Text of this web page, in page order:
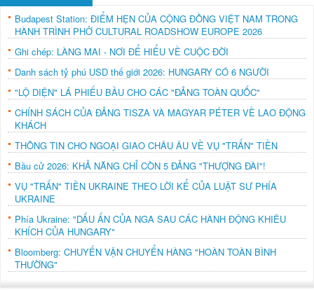
Budapest Station: ĐIỂM HẸN CỦA CỘNG ĐỒNG VIỆT NAM TRONG
HÀNH TRÌNH PHỞ CULTURAL ROADSHOW EUROPE 2026
Ghi chép: LÀNG MAI - NƠI ĐỂ HIỂU VỀ CUỘC ĐỜI
Danh sách tỷ phú USD thế giới 2026: HUNGARY CÓ 6 NGƯỜI
"LỘ DIỆN" LÁ PHIẾU BẦU CHO CÁC "ĐẢNG TOÀN QUỐC"
CHÍNH SÁCH CỦA ĐẢNG TISZA VÀ MAGYAR PÉTER VỀ LAO ĐỘNG
KHÁCH
THÔNG TIN CHO NGOẠI GIAO CHÂU ÂU VỀ VỤ "TRẤN" TIỀN
Bầu cử 2026: KHẢ NĂNG CHỈ CÒN 5 ĐẢNG "THƯỢNG ĐÀI"!
VỤ "TRẤN" TIỀN UKRAINE THEO LỜI KỂ CỦA LUẬT SƯ PHÍA
UKRAINE
Phía Ukraine: "DẤU ẤN CỦA NGA SAU CÁC HÀNH ĐỘNG KHIÊU
KHÍCH CỦA HUNGARY"
Bloomberg: CHUYẾN VẬN CHUYỂN HÀNG "HOÀN TOÀN BÌNH
THƯỜNG"